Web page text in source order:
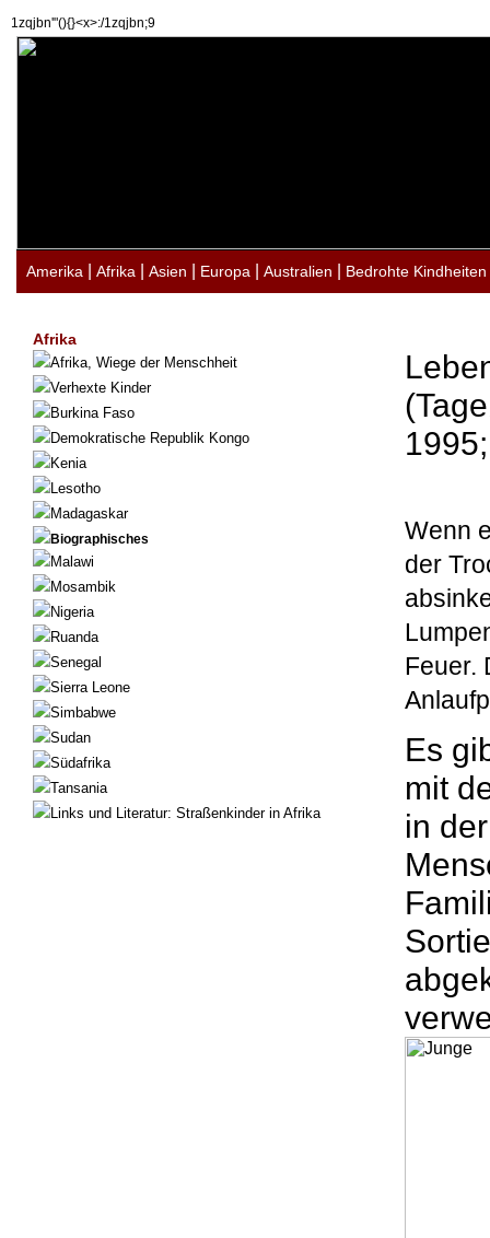
1zqjbn'"(){}<x>:/1zqjbn;9
Amerika Afrika Asien Europa Australien Bedrohte Kindheiten
Afrika
Afrika, Wiege der Menschheit
Verhexte Kinder
Burkina Faso
Demokratische Republik Kongo
Kenia
Lesotho
Madagaskar
Biographisches
Malawi
Mosambik
Nigeria
Ruanda
Senegal
Sierra Leone
Simbabwe
Sudan
Südafrika
Tansania
Links und Literatur: Straßenkinder in Afrika
Wenn
der
Feuer.
Es
mit
in